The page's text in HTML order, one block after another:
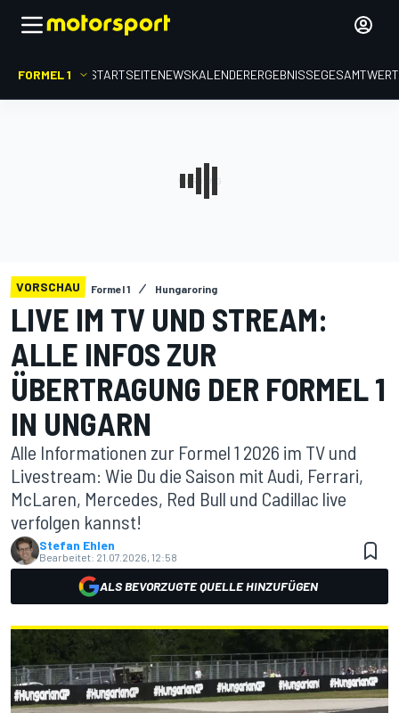
FORMEL 1 STARTSEITENEWSKALENDERERGEBNISSE
VORSCHAU Formel 1 Hungaroring
LIVE IM TV UND STREAM:
ALLE INFOS ZUR
ÜBERTRAGUNG DER FORMEL 1
IN UNGARN
Alle Informationen zur Formel 1 2026 im TV und
Livestream: Wie Du die Saison mit Audi, Ferrari,
McLaren, Mercedes, Red Bull und Cadillac live
verfolgen kannst!
Stefan Ehlen
Bearbeitet: 21.07.2026, 12:58
ALS BEVORZUGTE QUELLE HINZUFÜGEN